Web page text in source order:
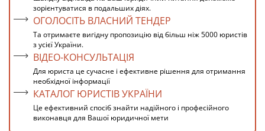
зорієнтуватися в подальших діях.
ОГОЛОСІТЬ ВЛАСНИЙ ТЕНДЕР
Та отримаєте вигідну пропозицію від більш ніж 5000 юристів
з усієї України.
ВІДЕО-КОНСУЛЬТАЦІЯ
Для юриста це сучасне і ефективне рішення для отримання
необхідної інформації
КАТАЛОГ ЮРИСТІВ УКРАЇНИ
Це ефективний спосіб знайти надійного і професійного
виконавця для Вашої юридичної мети